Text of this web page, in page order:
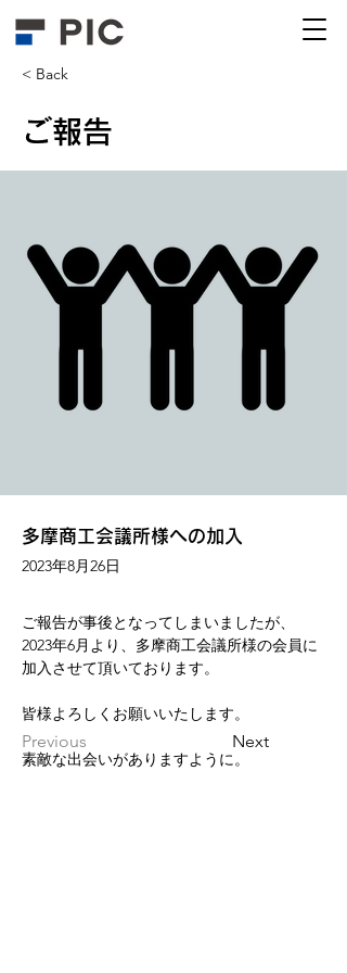
< Back
ご報告
多摩商工会議所様への加入
2023年8月26日
Previous Next
ご報告が事後となってしまいましたが、
2023年6月より、多摩商工会議所様の会員に
加入させて頂いております。
皆様よろしくお願いいたします。
素敵な出会いがありますように。